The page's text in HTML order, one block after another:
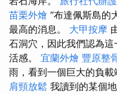
苗栗外燴 “布達佩斯島的
最高的消息。 大甲按摩
石洞穴，因此我們認為
活感。 宜蘭外燴 豐原整
雨，看到一個巨大的負載
肩頸放鬆 我讀到的某個